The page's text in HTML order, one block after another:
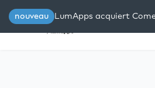
nouveau LumApps acquiert